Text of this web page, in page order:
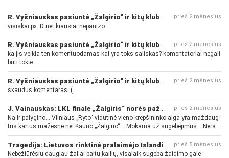
prieš 2 mėnesius
visiskai px :D net kiausiai nepanizo
prieš 2 mėnesius
ka jis veikia ten komentuodamas kai yra toks saliskas? komentatoriai negali
buti tokie
prieš 2 mėnesius
skaudus komentaras :(
prieš 2 mėnesius
Na ir palygino... Vilniaus „Ryto“ vidutinė vieno krepšininko alga yra maždaug
tris kartus mažesnė nei Kauno „Žalgirio“... Mokama už sugebėjimus... Nėra
pinigų - nėra gerų žaidėjų...
prieš 5 mėnesius
Nebežiūrėsiu daugiau žaliai baltų kailių, visąlaik sugeba žaidimo gale